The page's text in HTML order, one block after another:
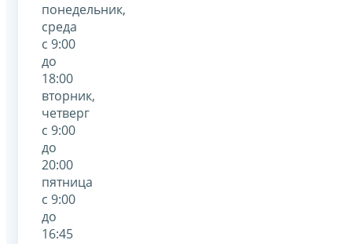
понедельник,
среда
с 9:00
до
18:00
вторник,
четверг
с 9:00
до
20:00
пятница
с 9:00
до
16:45